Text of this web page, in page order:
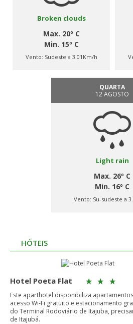
Broken clouds
Max. 20º C
Min. 15º C
Vento: Sudeste a 3.01Km/h
QUARTA
12 AGOSTO
Light rain
Max. 26º C
Min. 16º C
Vento: Su-sudeste a
HÓTEIS
Hotel Poeta Flat
Este aparthotel disponibiliza
acesso Wi-Fi gratuito e estacionamento
do Terminal Rodoviário de Itajuba,
de Itajubá.